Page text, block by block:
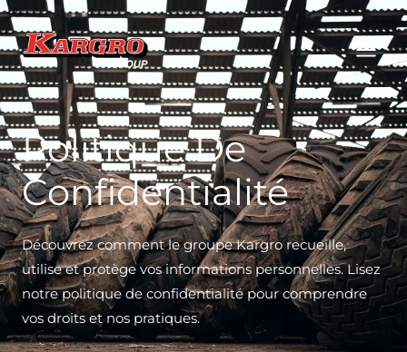
Aller
au
contenu
Politique De
Confidentialité
Découvrez comment le groupe Kargro recueille,
utilise et protège vos informations personnelles. Lisez
notre politique de confidentialité pour comprendre
vos droits et nos pratiques.